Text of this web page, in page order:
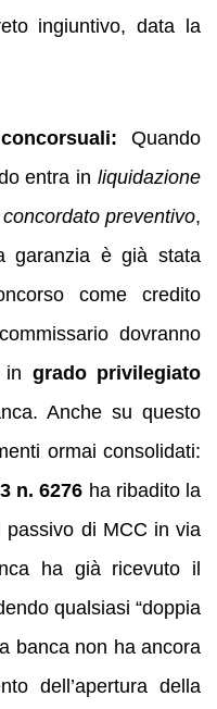
ingiuntivo, data la
Quando
entra in liquidazione
concordato preventivo,
garanzia è già stata
come credito
dovranno
in grado privilegiato
Anche su questo
ormai consolidati:
n. 6276 ha ribadito la
passivo di MCC in via
ha già ricevuto il
qualsiasi “doppia
banca non ha ancora
dell’apertura della